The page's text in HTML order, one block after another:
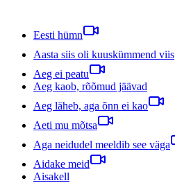
Eesti hümn
Aasta siis oli kuuskümmend viis
Aeg ei peatu
Aeg kaob, rõõmud jäävad
Aeg läheb, aga õnn ei kao
Aeti mu mõtsa
Aga neidudel meeldib see väga
Aidake meid
Aisakell